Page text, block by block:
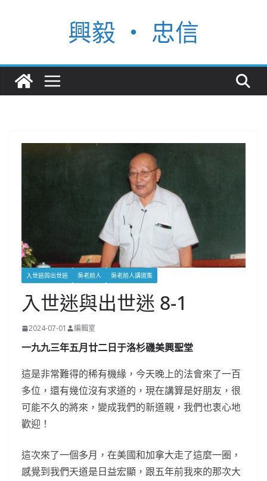
興毅 ‧ 忠信
入世迷與出世迷 吳老前人 吳老前人講道集
入世迷與出世迷 8-1
2024-07-01 編輯室
一九九三年五月廿二日于洛杉磯美興聖堂
這是非常難得的稀有機緣，今天晚上的法會來了一百
多位，還有幾位沒有求道的，現在講算是好朋友，很
可能不久的將來，變成我們的新道親，我們也衷心地
歡迎！
這次來了一個多月，在美國和加拿大走了這麼一圈，
感覺到我們天道是日益宏顯，跟五年前我來的那次大